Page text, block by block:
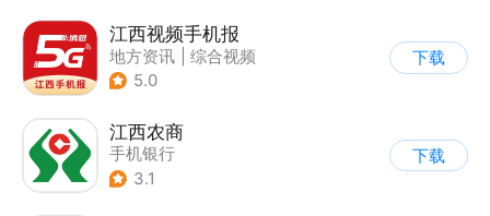
江西视频手机报
地方资讯
综合视频
5.0
下载
江西农商
手机银行
3.1
下载